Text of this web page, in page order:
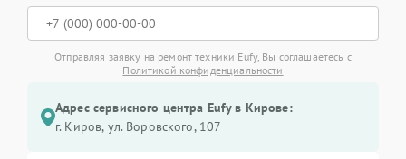
Отправляя заявку на ремонт техники Eufy, Вы соглашаетесь с
Политикой конфиденциальности
Адрес сервисного центра Eufy в Кирове:
г. Киров, ул. Воровского, 107